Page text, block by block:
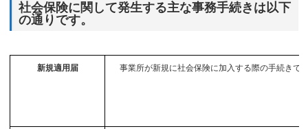
社会保険に関して発生する主な事務手続きは以下
の通りです。
新規適用届 事業所が新規に社会保険に加入する際の手続きで